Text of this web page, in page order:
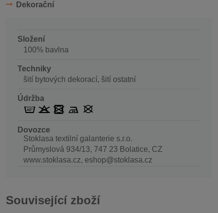
Dekorační
Složení
100% bavlna
Techniky
šití bytových dekorací, šití ostatní
Údržba
Dovozce
Stoklasa textilní galanterie s.r.o.
Průmyslová 934/13, 747 23 Bolatice, CZ
www.stoklasa.cz, eshop@stoklasa.cz
Související zboží